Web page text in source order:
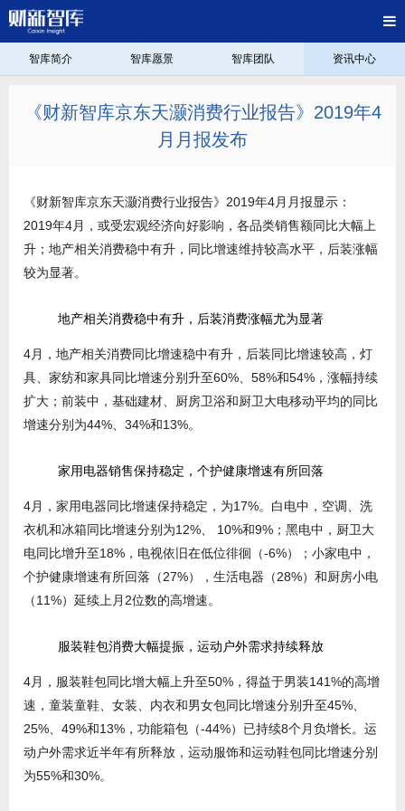
智库简介 智库愿景 智库团队 资讯中心
《财新智库京东天灏消费行业报告》2019年4
月月报发布
《财新智库京东天灏消费行业报告》2019年4月月报显示：
2019年4月，或受宏观经济向好影响，各品类销售额同比大幅上
升；地产相关消费稳中有升，同比增速维持较高水平，后装涨幅
较为显著。
地产相关消费稳中有升，后装消费涨幅尤为显著
4月，地产相关消费同比增速稳中有升，后装同比增速较高，灯
具、家纺和家具同比增速分别升至60%、58%和54%，涨幅持续
扩大；前装中，基础建材、厨房卫浴和厨卫大电移动平均的同比
增速分别为44%、34%和13%。
家用电器销售保持稳定，个护健康增速有所回落
4月，家用电器同比增速保持稳定，为17%。白电中，空调、洗
衣机和冰箱同比增速分别为12%、 10%和9%；黑电中，厨卫大
电同比增升至18%，电视依旧在低位徘徊（-6%）；小家电中，
个护健康增速有所回落（27%），生活电器（28%）和厨房小电
（11%）延续上月2位数的高增速。
服装鞋包消费大幅提振，运动户外需求持续释放
4月，服装鞋包同比增大幅上升至50%，得益于男装141%的高增
速，童装童鞋、女装、内衣和男女包同比增速分别升至45%、
25%、49%和13%，功能箱包（-44%）已持续8个月负增长。运
动户外需求近半年有所释放，运动服饰和运动鞋包同比增速分别
为55%和30%。